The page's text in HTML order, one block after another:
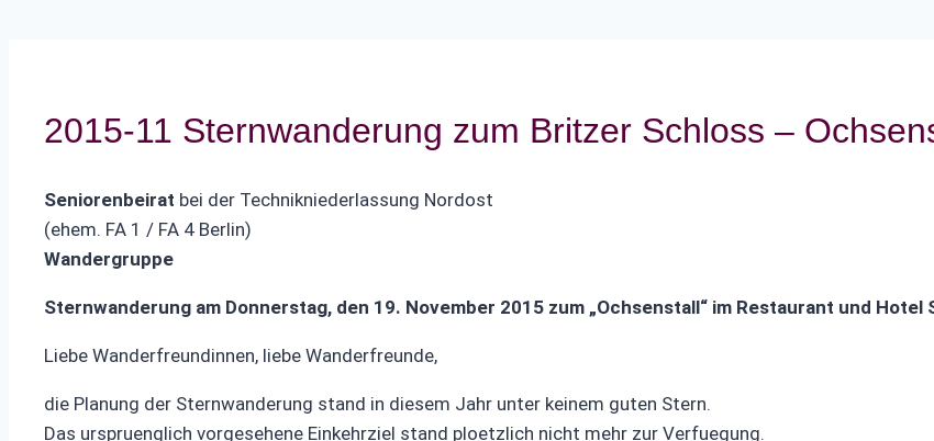
2015-11 Sternwanderung zum Britzer Schloss –
Seniorenbeirat bei der Technikniederlassung Nordost
(ehem. FA 1 / FA 4 Berlin)
Wandergruppe
Sternwanderung am Donnerstag, den 19. November 2015 zum „Ochsenstall“ im Restaurant und Hotel
Liebe Wanderfreundinnen, liebe Wanderfreunde,
die Planung der Sternwanderung stand in diesem Jahr unter keinem guten Stern.
Das urspruenglich vorgesehene Einkehrziel stand ploetzlich nicht mehr zur Verfuegung.